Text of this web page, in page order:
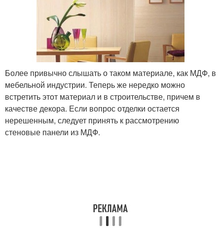
Более привычно слышать о таком материале, как МДФ, в
мебельной индустрии. Теперь же нередко можно
встретить этот материал и в строительстве, причем в
качестве декора. Если вопрос отделки остается
нерешенным, следует принять к рассмотрению
стеновые панели из МДФ.